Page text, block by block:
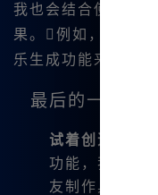
我也会结合使用其
果。例如，使用
乐生成功能来给我
最后的一些小贴
试着创造定制
功能，我能够
友制作具有个